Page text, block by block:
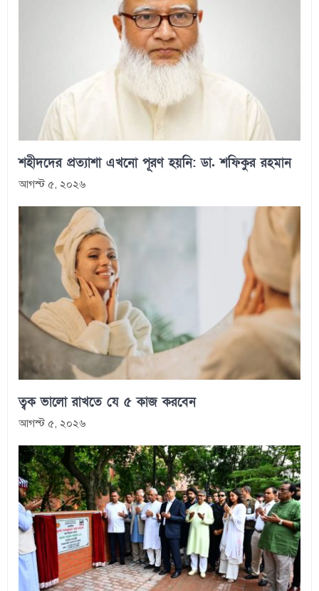
শহীদদের প্রত্যাশা এখনো পূরণ হয়নি: ডা. শফিকুর রহমান
আগস্ট ৫, ২০২৬
ত্বক ভালো রাখতে যে ৫ কাজ করবেন
আগস্ট ৫, ২০২৬